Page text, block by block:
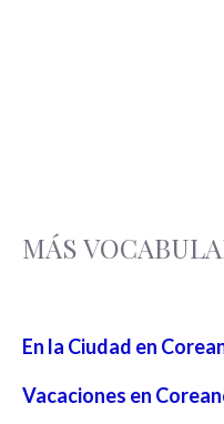
MÁS
En la Ciudad en
Vacaciones en